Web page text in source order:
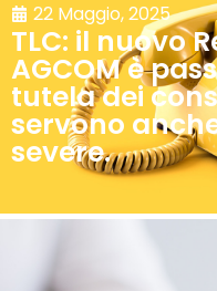
22 Maggio, 2025
TLC: il nuovo
AGCOM è
tutela dei
servono
severe.